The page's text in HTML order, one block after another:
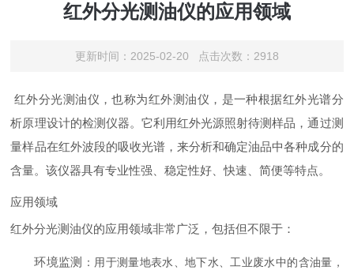
红外分光测油仪的应用领域
更新时间：2025-02-20 点击次数：2918
红外分光测油仪，也称为红外测油仪，是一种根据红外光谱分
析原理设计的检测仪器。它利用红外光源照射待测样品，通过测
量样品在红外波段的吸收光谱，来分析和确定油品中各种成分的
含量。该仪器具有专业性强、稳定性好、快速、简便等特点。
应用领域
红外分光测油仪的应用领域非常广泛，包括但不限于：
环境监测
：用于测量地表水、地下水、工业废水中的含油量，